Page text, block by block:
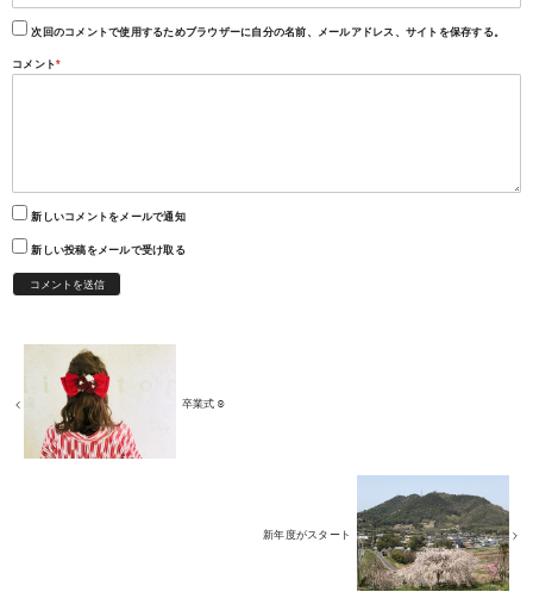
次回のコメントで使用するためブラウザーに自分の名前、メールアドレス、サイトを保存する。
コメント*
新しいコメントをメールで通知
新しい投稿をメールで受け取る
卒業式☺︎
新年度がスタート